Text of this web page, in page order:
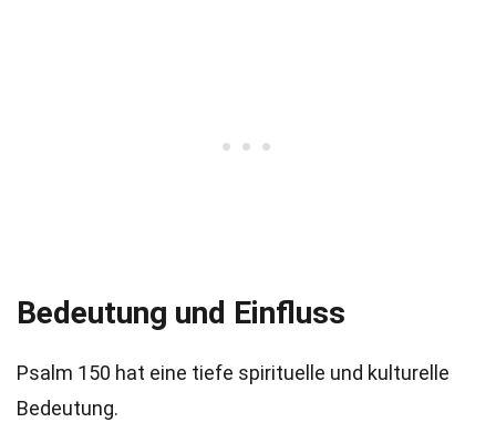
Bedeutung und Einfluss
Psalm 150 hat eine tiefe spirituelle und kulturelle
Bedeutung.